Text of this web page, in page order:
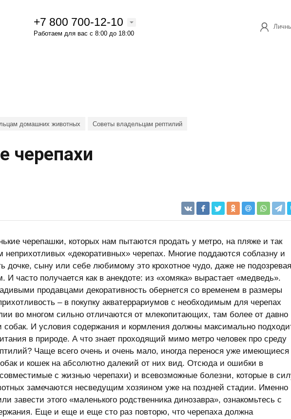
+7 800 700-12-10
Работаем для вас с 8:00 до 18:00
домашних животных Советы владельцам рептилий
черепахи
черепашки, которых нам пытаются продать у метро, на пляже и так
неприхотливых «декоративных» черепах. Многие поддаются соблазну и
дочке, сыну или себе любимому это крохотное чудо, даже не
И часто получается как в анекдоте: из «хомяка» вырастает «медведь».
продавцами декоративность обернется со временем в размеры
– в покупку акватеррариумов с необходимым для черепах
во многом сильно отличаются от млекопитающих, там более от давно
И условия содержания и кормления должны максимально
в природе. А что знает проходящий мимо метро человек про среду
Чаще всего очень и очень мало, иногда перенося уже имеющиеся
и кошек на абсолютно далекий от них вид. Отсюда и ошибки в
с жизнью черепахи) и всевозможные болезни, которые в
замечаются несведущим хозяином уже на поздней стадии. Именно
завести этого «маленького родственника динозавра», ознакомьтесь с
Еще и еще и еще сто раз повторю, что черепаха должна